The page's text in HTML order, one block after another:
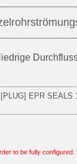
EPR SEALS
to be fully